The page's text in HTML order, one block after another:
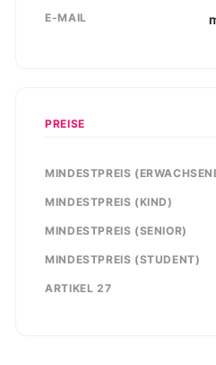
E-MAIL
PREISE
MINDESTPREIS
MINDESTPREIS (KIND)
MINDESTPREIS (SENIOR)
MINDESTPREIS (STUDENT)
ARTIKEL 27